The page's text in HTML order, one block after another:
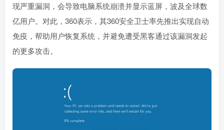
现严重漏洞，会导致电脑系统崩溃并显示蓝屏，波及全球数
亿用户。对此，360表示，其360安全卫士率先推出实现自动
免疫，帮助用户恢复系统，并避免遭受黑客通过该漏洞发起
的更多攻击。